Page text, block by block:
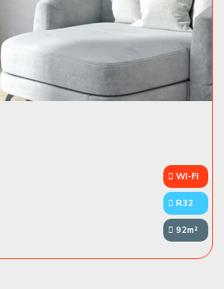
WI-FI
R32
92m²